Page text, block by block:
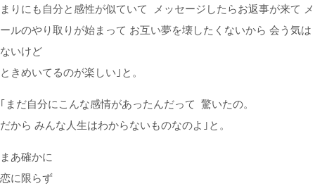
まりにも自分と感性が似ていて メッセージしたらお返事が来て メ
ールのやり取りが始まって お互い夢を壊したくないから 会う気は
ないけど
ときめいてるのが楽しい｣と。
｢まだ自分にこんな感情があったんだって 驚いたの。
だから みんな人生はわからないものなのよ｣と。
まあ確かに
恋に限らず